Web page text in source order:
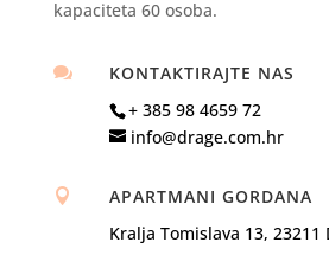
kapaciteta 60 osoba.

KONTAKTIRAJTE NAS
+ 385 98 4659 72
info@drage.com.hr

APARTMANI GORDANA
Kralja Tomislava 13, 23211